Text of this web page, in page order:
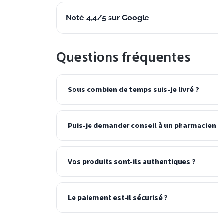
Noté 4,4/5 sur Google
Questions fréquentes
Sous combien de temps suis-je livré ?
Puis-je demander conseil à un pharmacien
Vos produits sont-ils authentiques ?
Le paiement est-il sécurisé ?